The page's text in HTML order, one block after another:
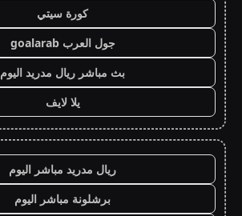
كورة سيتي
جول العرب goalarab
بث مباشر ريال مدريد اليوم
يلا لايف
ريال مدريد مباشر اليوم
برشلونة مباشر اليوم